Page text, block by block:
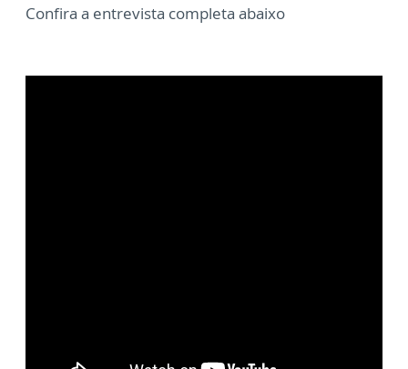
Confira a entrevista completa abaixo